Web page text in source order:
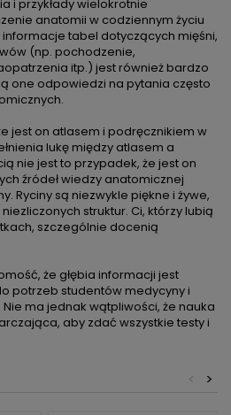
i przykłady wielokrotnie
anatomii w codziennym życiu
tabel dotyczących mięśni,
(np. pochodzenie,
itp.) jest również bardzo
one odpowiedzi na pytania często
że jest on atlasem i podręcznikiem w
lukę między atlasem a
nie jest to przypadek, że jest on
źródeł wiedzy anatomicznej
Ryciny są niezwykle piękne i żywe,
struktur. Ci, którzy lubią
szczególnie docenią
że głębia informacji jest
potrzeb studentów medycyny i
ma jednak wątpliwości, że nauka
aby zdać wszystkie testy i
>
<